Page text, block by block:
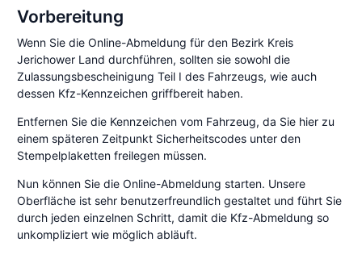
Vorbereitung
Wenn Sie die Online-Abmeldung für den Bezirk Kreis
Jerichower Land durchführen, sollten sie sowohl die
Zulassungsbescheinigung Teil I des Fahrzeugs, wie auch
dessen Kfz-Kennzeichen griffbereit haben.
Entfernen Sie die Kennzeichen vom Fahrzeug, da Sie hier zu
einem späteren Zeitpunkt Sicherheitscodes unter den
Stempelplaketten freilegen müssen.
Nun können Sie die Online-Abmeldung starten. Unsere
Oberfläche ist sehr benutzerfreundlich gestaltet und führt Sie
durch jeden einzelnen Schritt, damit die Kfz-Abmeldung so
unkompliziert wie möglich abläuft.